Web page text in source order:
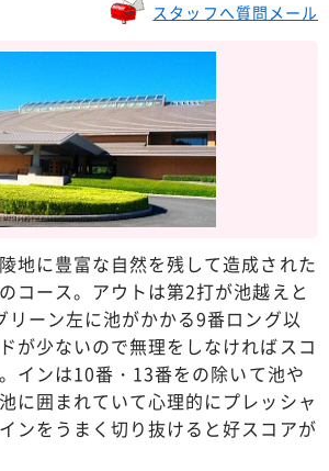
スタッフへ質問メール
地に豊富な自然を残して造成された
コース。アウトは第2打が池越えと
リーン左に池がかかる9番ロング以
が少ないので無理をしなければスコ
インは10番・13番をの除いて池や
に囲まれていて心理的にプレッシャ
ンをうまく切り抜けると好スコアが